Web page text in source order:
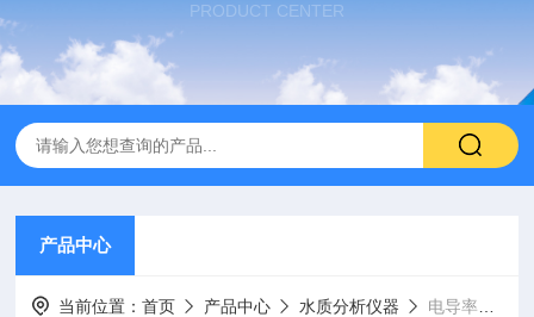
PRODUCT CENTER
产品中心
当前位置：首页 产品中心 水质分析仪器 电导率仪电极、试剂